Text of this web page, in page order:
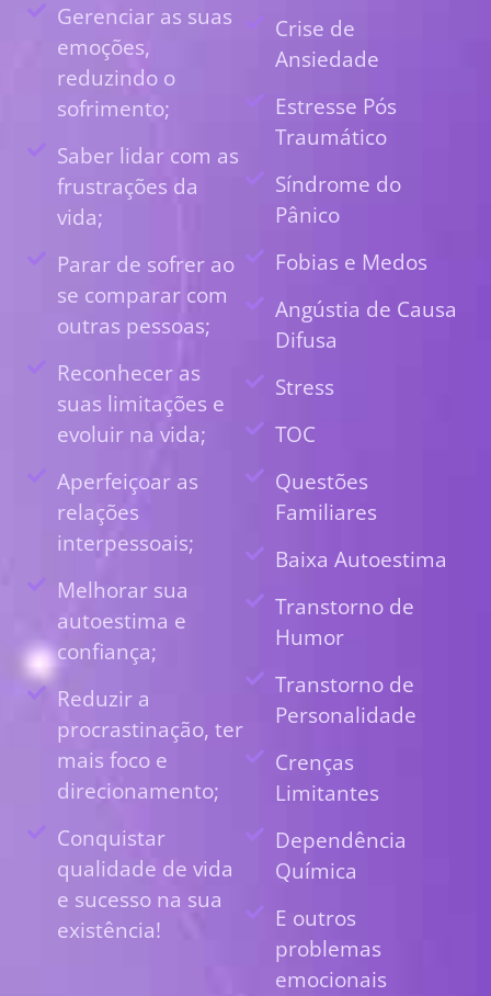
Gerenciar as suas
emoções,
reduzindo o
sofrimento;
Saber lidar com as
frustrações da
vida;
Parar de sofrer ao
se comparar com
outras pessoas;
Reconhecer as
suas limitações e
evoluir na vida;
Aperfeiçoar as
relações
interpessoais;
Melhorar sua
autoestima e
confiança;
Reduzir a
procrastinação, ter
mais foco e
direcionamento;
Conquistar
qualidade de vida
e sucesso na sua
existência!
Crise de
Ansiedade
Estresse Pós
Traumático
Síndrome do
Pânico
Fobias e Medos
Angústia de Causa
Difusa
Stress
TOC
Questões
Familiares
Baixa Autoestima
Transtorno de
Humor
Transtorno de
Personalidade
Crenças
Limitantes
Dependência
Química
E outros
problemas
emocionais